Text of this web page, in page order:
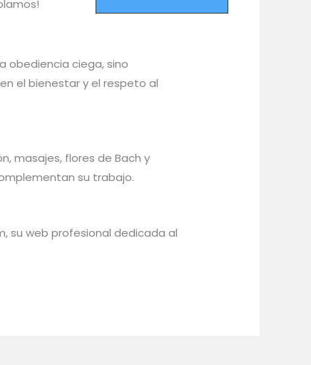
obediencia ciega, sino
el bienestar y el respeto al
masajes, flores de Bach y
su trabajo.
su web profesional dedicada al